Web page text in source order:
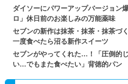
ダイソーにパワーアップバージョン
ロ」休日前のお楽しみの万能薬味
セブンの新作は抹茶・抹茶・抹茶づ
一度食べたら沼る新作スイーツ
セブンがやってくれた…！「圧倒的
い…でもまた食べたい」背徳的パン